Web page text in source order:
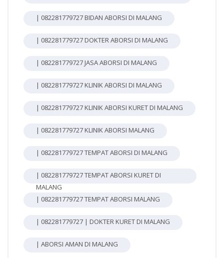
| 082281779727 BIDAN ABORSI DI MALANG
| 082281779727 DOKTER ABORSI DI MALANG
| 082281779727 JASA ABORSI DI MALANG
| 082281779727 KLINIK ABORSI DI MALANG
| 082281779727 KLINIK ABORSI KURET DI MALANG
| 082281779727 KLINIK ABORSI MALANG
| 082281779727 TEMPAT ABORSI DI MALANG
| 082281779727 TEMPAT ABORSI KURET DI
MALANG
| 082281779727 TEMPAT ABORSI MALANG
| 082281779727 | DOKTER KURET DI MALANG
| ABORSI AMAN DI MALANG